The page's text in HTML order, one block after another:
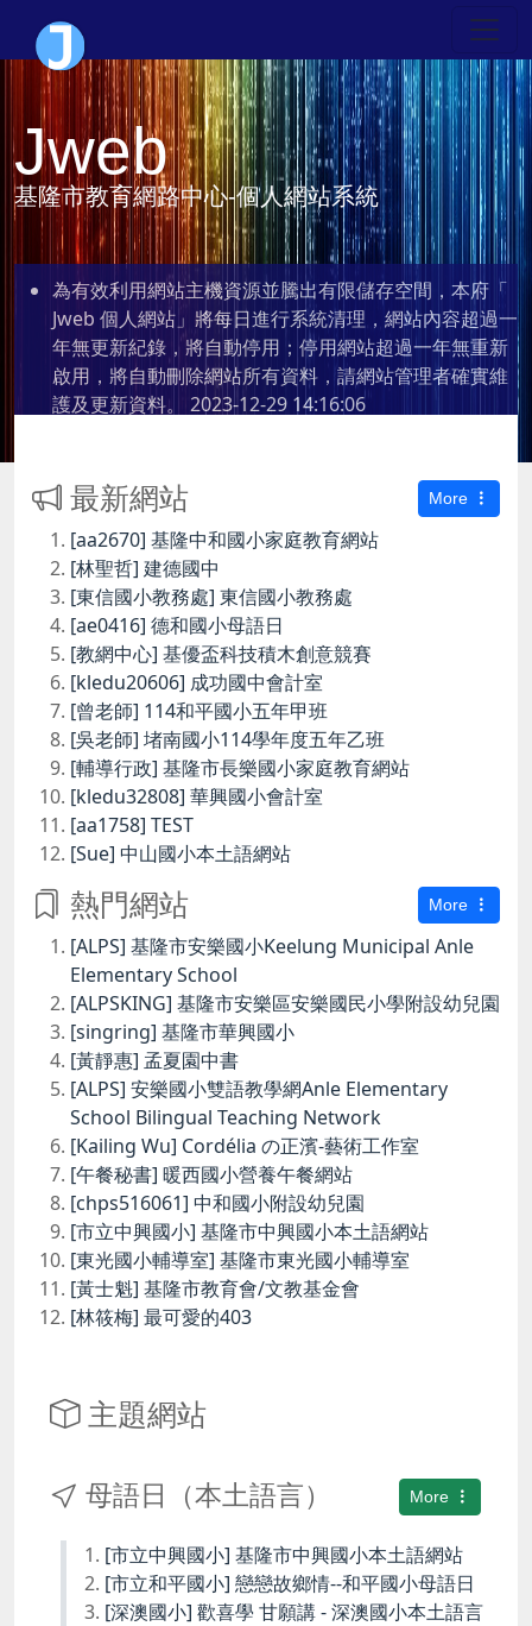
Jweb
基隆市教育網路中心-個人網站系統
為有效利用網站主機資源並騰出有限儲存空間，本府「
Jweb 個人網站」將每日進行系統清理，網站內容超過一
年無更新紀錄，將自動停用；停用網站超過一年無重新
啟用，將自動刪除網站所有資料，請網站管理者確實維
護及更新資料。 2023-12-29 14:16:06
最新網站 More
[aa2670] 基隆中和國小家庭教育網站
[林聖哲] 建德國中
[東信國小教務處] 東信國小教務處
[ae0416] 德和國小母語日
[教網中心] 基優盃科技積木創意競賽
[kledu20606] 成功國中會計室
[曾老師] 114和平國小五年甲班
[吳老師] 堵南國小114學年度五年乙班
[輔導行政] 基隆市長樂國小家庭教育網站
[kledu32808] 華興國小會計室
[aa1758] TEST
[Sue] 中山國小本土語網站
熱門網站 More
[ALPS] 基隆市安樂國小Keelung Municipal Anle
Elementary School
[ALPSKING] 基隆市安樂區安樂國民小學附設幼兒園
[singring] 基隆市華興國小
[黃靜惠] 孟夏園中書
[ALPS] 安樂國小雙語教學網Anle Elementary
School Bilingual Teaching Network
[Kailing Wu] Cordélia の正濱-藝術工作室
[午餐秘書] 暖西國小營養午餐網站
[chps516061] 中和國小附設幼兒園
[市立中興國小] 基隆市中興國小本土語網站
[東光國小輔導室] 基隆市東光國小輔導室
[黃士魁] 基隆市教育會/文教基金會
[林筱梅] 最可愛的403
主題網站
More
母語日（本土語言）
[市立中興國小] 基隆市中興國小本土語網站
[市立和平國小] 戀戀故鄉情--和平國小母語日
[深澳國小] 歡喜學 甘願講 - 深澳國小本土語言